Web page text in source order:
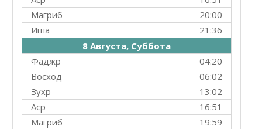
20:00
Магриб
21:36
Иша
8 Августа, Суббота
04:20
Фаджр
06:02
Восход
13:02
Зухр
16:51
Аср
19:59
Магриб